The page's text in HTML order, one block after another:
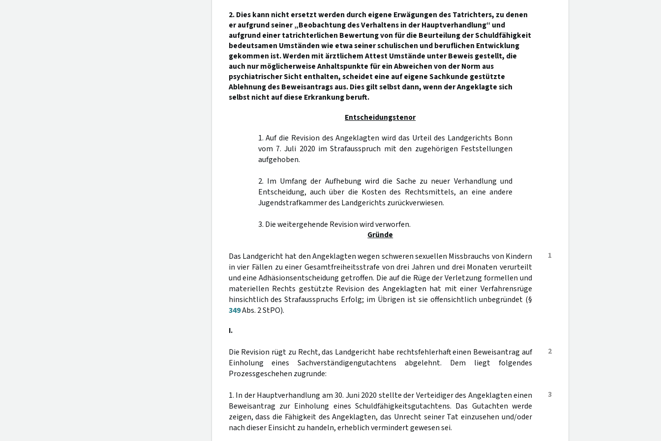
2. Dies kann nicht ersetzt werden durch eigene Erwägungen des Tatrichters, zu denen
er aufgrund seiner „Beobachtung des Verhaltens in der Hauptverhandlung“ und
aufgrund einer tatrichterlichen Bewertung von für die Beurteilung der Schuldfähigkeit
bedeutsamen Umständen wie etwa seiner schulischen und beruflichen Entwicklung
gekommen ist. Werden mit ärztlichem Attest Umstände unter Beweis gestellt, die
auch nur möglicherweise Anhaltspunkte für ein Abweichen von der Norm aus
psychiatrischer Sicht enthalten, scheidet eine auf eigene Sachkunde gestützte
Ablehnung des Beweisantrags aus. Dies gilt selbst dann, wenn der Angeklagte sich
selbst nicht auf diese Erkrankung beruft.
Entscheidungstenor
1. Auf die Revision des Angeklagten wird das Urteil des Landgerichts Bonn
vom 7. Juli 2020 im Strafausspruch mit den zugehörigen Feststellungen
aufgehoben.
2. Im Umfang der Aufhebung wird die Sache zu neuer Verhandlung und
Entscheidung, auch über die Kosten des Rechtsmittels, an eine andere
Jugendstrafkammer des Landgerichts zurückverwiesen.
3. Die weitergehende Revision wird verworfen.
Gründe
1
Das Landgericht hat den Angeklagten wegen schweren sexuellen Missbrauchs von Kindern
in vier Fällen zu einer Gesamtfreiheitsstrafe von drei Jahren und drei Monaten verurteilt
und eine Adhäsionsentscheidung getroffen. Die auf die Rüge der Verletzung formellen und
materiellen Rechts gestützte Revision des Angeklagten hat mit einer Verfahrensrüge
hinsichtlich des Strafausspruchs Erfolg; im Übrigen ist sie offensichtlich unbegründet (§
349Abs. 2 StPO).
I.
2
Die Revision rügt zu Recht, das Landgericht habe rechtsfehlerhaft einen Beweisantrag auf
Einholung eines Sachverständigengutachtens abgelehnt. Dem liegt folgendes
Prozessgeschehen zugrunde:
3
1. In der Hauptverhandlung am 30. Juni 2020 stellte der Verteidiger des Angeklagten einen
Beweisantrag zur Einholung eines Schuldfähigkeitsgutachtens. Das Gutachten werde
zeigen, dass die Fähigkeit des Angeklagten, das Unrecht seiner Tat einzusehen und/oder
nach dieser Einsicht zu handeln, erheblich vermindert gewesen sei.